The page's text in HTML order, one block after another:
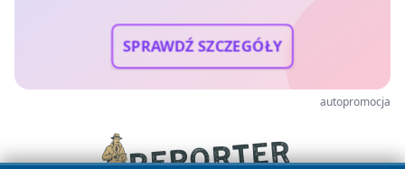
SPRAWDŹ SZCZEGÓŁY
autopromocja